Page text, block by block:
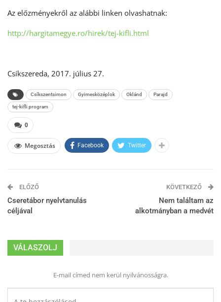
Az előzményekről az alábbi linken olvashatnak:
http://hargitamegye.ro/hirek/tej-kifli.html
Csíkszereda, 2017. július 27.
Csíkszentsimon Gyimesközéplok Oklánd Parajd
tej-kifli program
0
Megosztás Facebook Twitter
ELŐZŐ
Cseretábor nyelvtanulás
céljával
KÖVETKEZŐ
Nem találtam az
alkotmányban a medvét
VÁLASZOLJ
E-mail címed nem kerül nyilvánosságra.